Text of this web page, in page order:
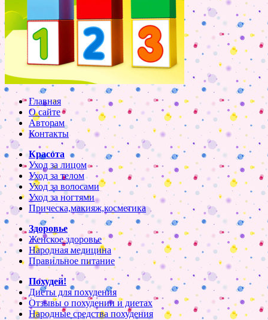
Главная
О сайте
Авторам
Контакты
Красота
Уход за лицом
Уход за телом
Уход за волосами
Уход за ногтями
Прическа,макияж,косметика
Здоровье
Женское здоровье
Народная медицина
Правильное питание
Похудей!
Диеты для похудения
Отзывы о похудении и диетах
Народные средства похудения